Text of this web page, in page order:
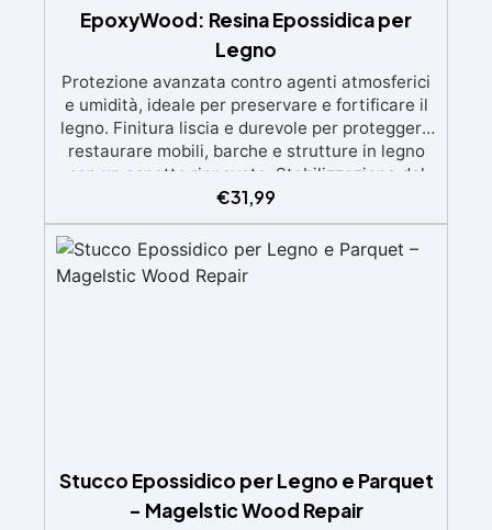
EpoxyWood: Resina Epossidica per
Legno
Protezione avanzata contro agenti atmosferici
e umidità, ideale per preservare e fortificare il
legno. Finitura liscia e durevole per proteggere
restaurare mobili, barche e strutture in legno
con un aspetto rinnovato. Stabilizzazione del
legno senza bolle d’aria, perfetta per riprisitini e
riparazioni durevoli nel tempo. Elevata
resistenza chimica e meccanica, facilmente
colorabile per progetti creativi e robusti. Adatta
a diverse superfici, incluse vetroresina e
€31,99
Stucco Epossidico per Legno e Parquet
– Magelstic Wood Repair